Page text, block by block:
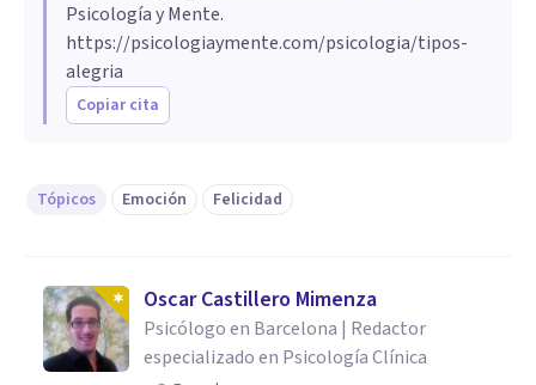
Psicología y Mente.
https://psicologiaymente.com/psicologia/tipos-
alegria
Copiar cita
Tópicos Emoción Felicidad
Oscar Castillero Mimenza
Psicólogo en Barcelona | Redactor
especializado en Psicología Clínica